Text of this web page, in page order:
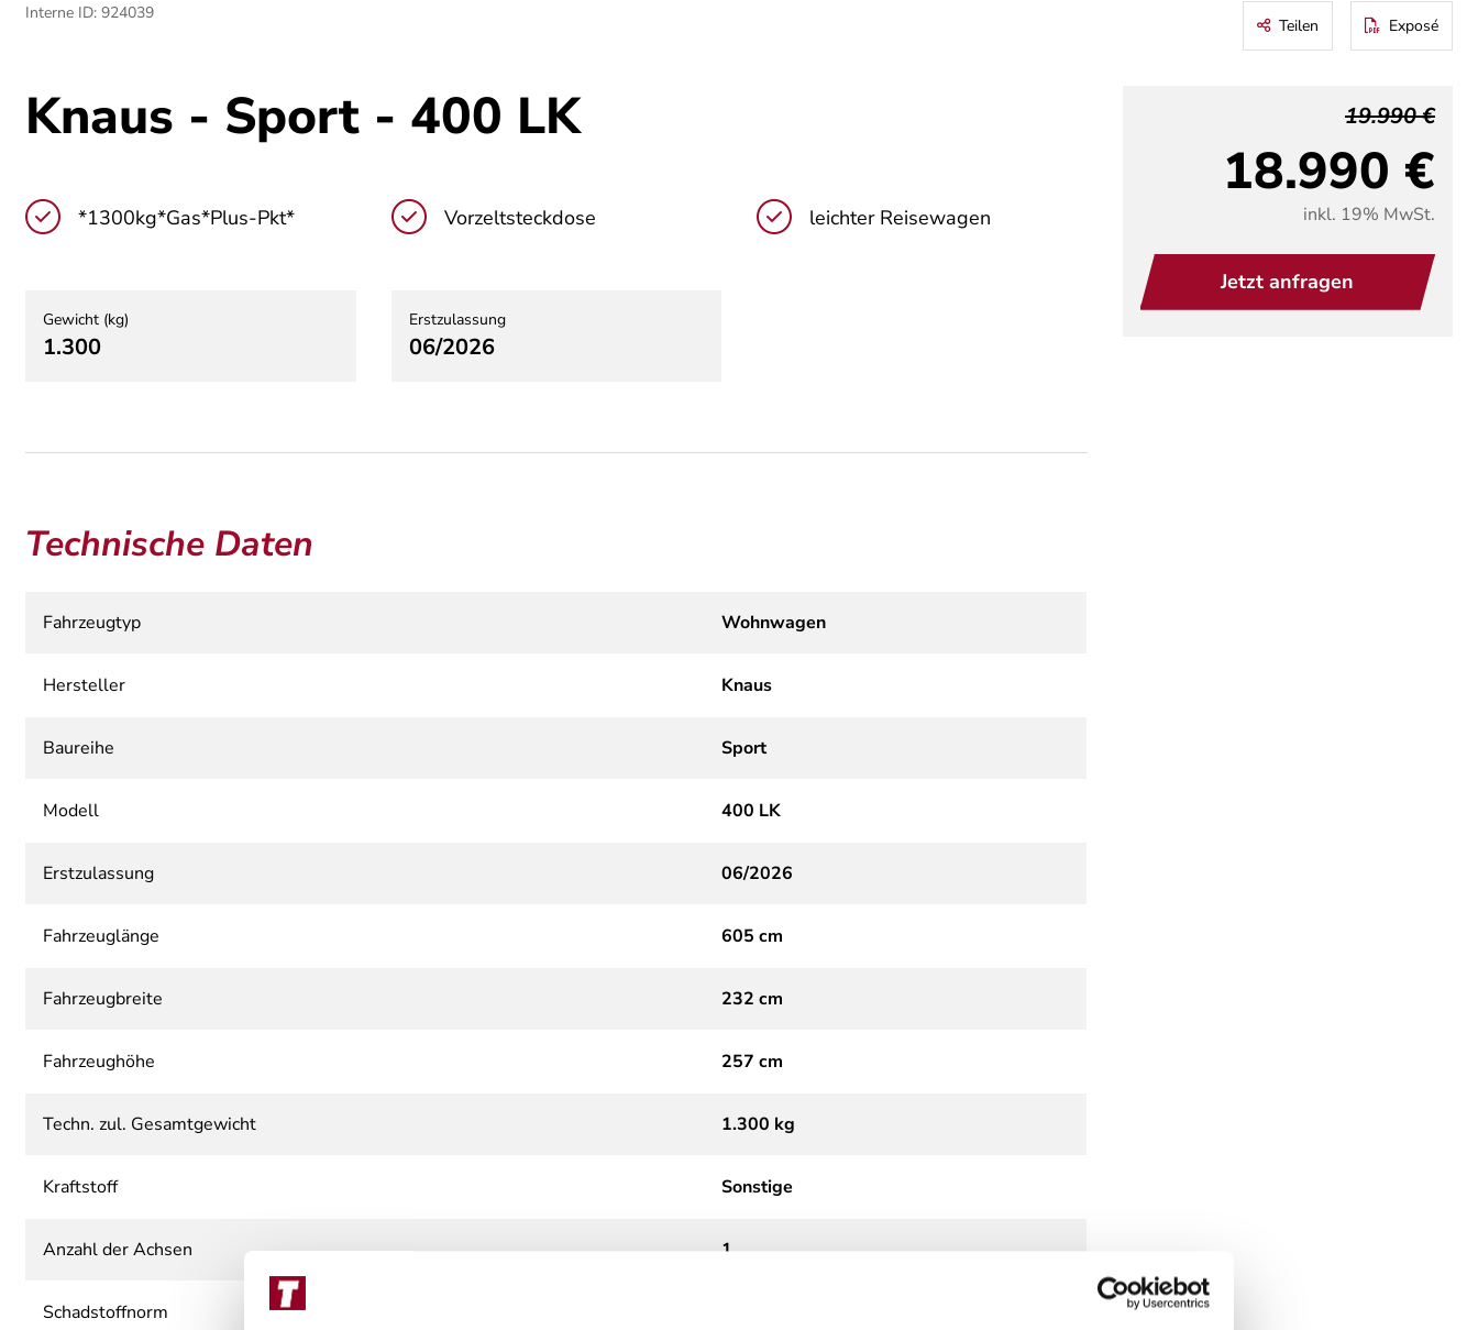
Interne ID: 924039
Teilen Exposé
18.990 €
19.990 €
inkl. 19% MwSt.
Jetzt anfragen
Knaus - Sport - 400 LK
*1300kg*Gas*Plus-Pkt* Vorzeltsteckdose leichter Reisewagen
Gewicht (kg)
1.300
Erstzulassung
06/2026
Technische Daten
Fahrzeugtyp Wohnwagen
Hersteller Knaus
Baureihe Sport
Modell 400 LK
Erstzulassung 06/2026
Fahrzeuglänge 605 cm
Fahrzeugbreite 232 cm
Fahrzeughöhe 257 cm
Techn. zul. Gesamtgewicht 1.300 kg
Kraftstoff Sonstige
Anzahl der Achsen 1
Schadstoffnorm